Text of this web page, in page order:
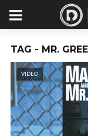
TAG - MR.
VIDEO